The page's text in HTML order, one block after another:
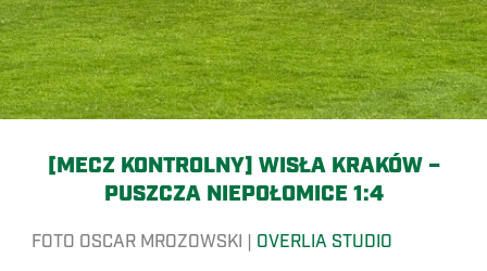
[MECZ KONTROLNY] WISŁA KRAKÓW –
PUSZCZA NIEPOŁOMICE 1:4
FOTO OSCAR MROZOWSKI | OVERLIA STUDIO